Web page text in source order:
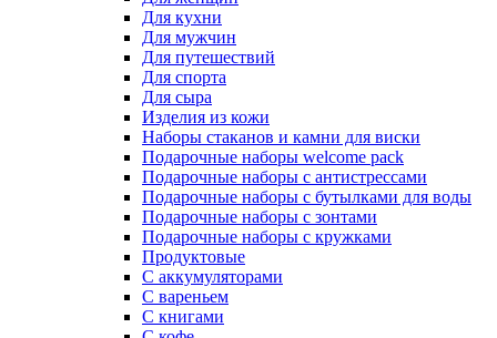
Для кухни
Для мужчин
Для путешествий
Для спорта
Для сыра
Изделия из кожи
Наборы стаканов и камни для виски
Подарочные наборы welcome pack
Подарочные наборы с антистрессами
Подарочные наборы с бутылками для воды
Подарочные наборы с зонтами
Подарочные наборы с кружками
Продуктовые
С аккумуляторами
С вареньем
С книгами